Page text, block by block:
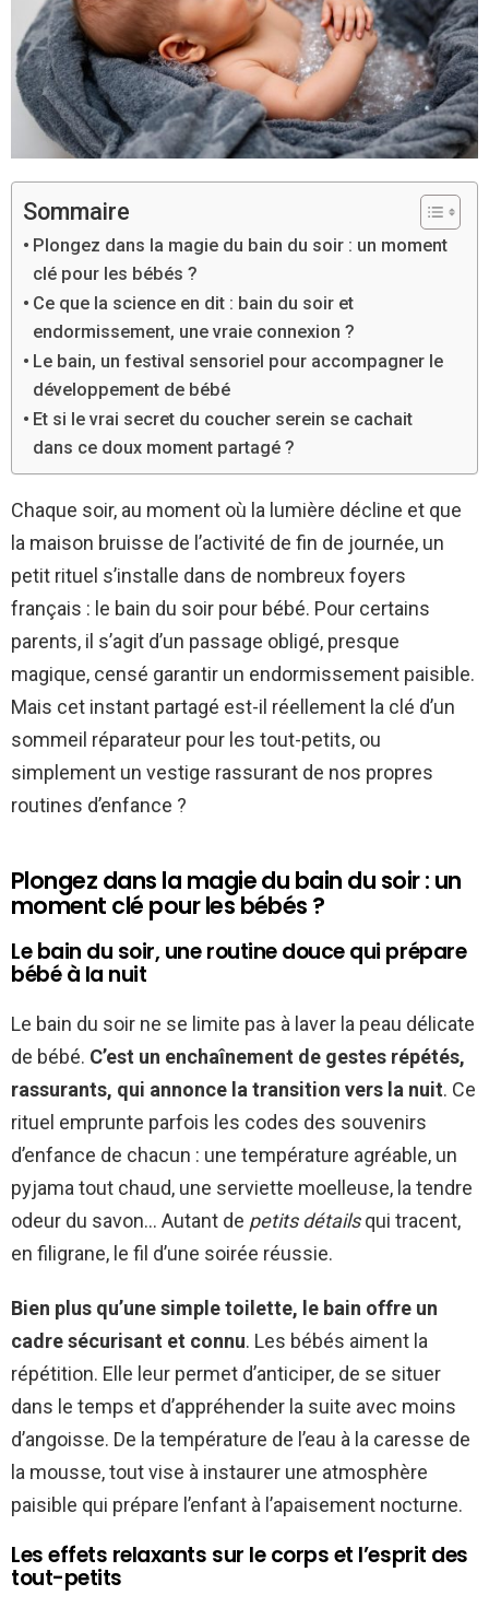
Sommaire
Plongez dans la magie du bain du soir : un moment
clé pour les bébés ?
Ce que la science en dit : bain du soir et
endormissement, une vraie connexion ?
Le bain, un festival sensoriel pour accompagner le
développement de bébé
Et si le vrai secret du coucher serein se cachait
dans ce doux moment partagé ?
Chaque soir, au moment où la lumière décline et que
la maison bruisse de l’activité de fin de journée, un
petit rituel s’installe dans de nombreux foyers
français : le bain du soir pour bébé. Pour certains
parents, il s’agit d’un passage obligé, presque
magique, censé garantir un endormissement paisible.
Mais cet instant partagé est-il réellement la clé d’un
sommeil réparateur pour les tout-petits, ou
simplement un vestige rassurant de nos propres
routines d’enfance ?
Plongez dans la magie du bain du soir : un
moment clé pour les bébés ?
Le bain du soir, une routine douce qui prépare
bébé à la nuit
Le bain du soir ne se limite pas à laver la peau délicate
de bébé. C’est un enchaînement de gestes répétés,
rassurants, qui annonce la transition vers la nuit. Ce
rituel emprunte parfois les codes des souvenirs
d’enfance de chacun : une température agréable, un
pyjama tout chaud, une serviette moelleuse, la tendre
odeur du savon… Autant de petits détailsqui tracent,
en filigrane, le fil d’une soirée réussie.
Bien plus qu’une simple toilette, le bain offre un
cadre sécurisant et connu. Les bébés aiment la
répétition. Elle leur permet d’anticiper, de se situer
dans le temps et d’appréhender la suite avec moins
d’angoisse. De la température de l’eau à la caresse de
la mousse, tout vise à instaurer une atmosphère
paisible qui prépare l’enfant à l’apaisement nocturne.
Les effets relaxants sur le corps et l’esprit des
tout-petits